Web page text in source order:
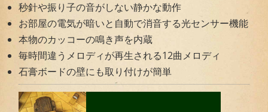
秒針や振り子の音がしない静かな動作
お部屋の電気が暗いと自動で消音する光センサー機能
本物のカッコーの鳴き声を内蔵
毎時間違うメロディが再生される12曲メロディ
石膏ボードの壁にも取り付けが簡単